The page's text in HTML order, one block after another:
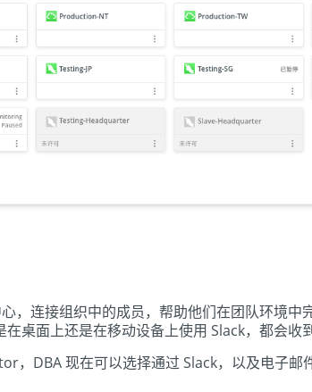
，连接组织中的成员，帮助他们在团队环境中
桌面上还是在移动设备上使用 Slack，都会收
，DBA 现在可以选择通过 Slack，以及电子邮